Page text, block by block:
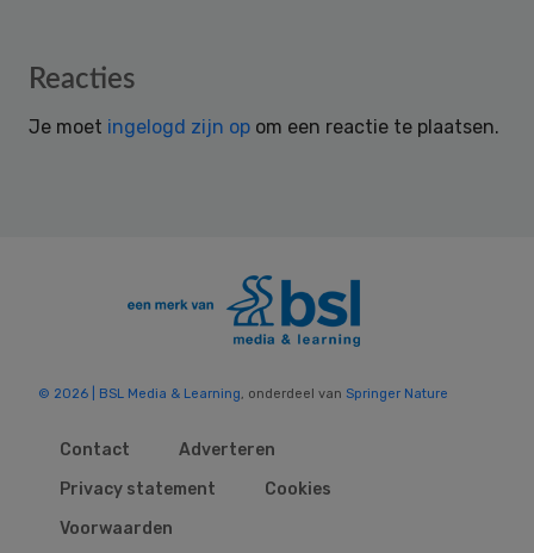
Reader
Reacties
Je moet ingelogd zijn op om een reactie te plaatsen.
© 2026 | BSL Media & Learning, onderdeel van Springer Nature
Contact
Adverteren
Privacy statement
Cookies
Voorwaarden